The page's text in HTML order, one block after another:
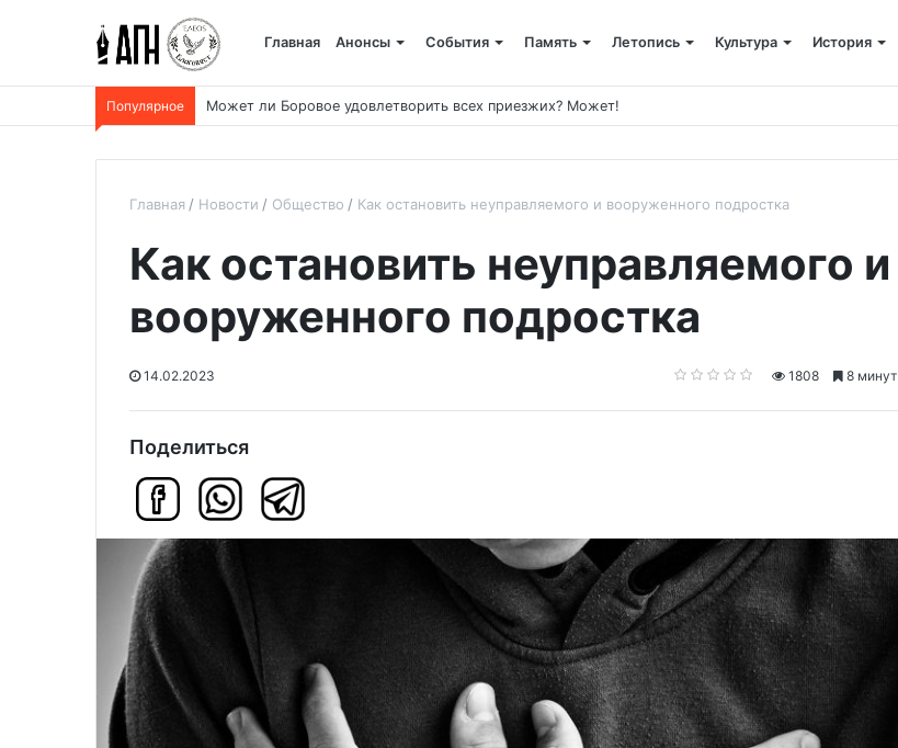
Главная Анонсы События Память Летопись Культура История
Популярное Может ли Боровое удовлетворить всех приезжих? Может!
Главная Новости Общество Как остановить неуправляемого и вооруженного подростка
Как остановить неуправляемого и
вооруженного подростка
14.02.2023 1808 8 минут
Поделиться